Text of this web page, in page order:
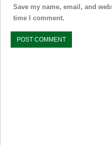
Save my name, email, and
time I comment.